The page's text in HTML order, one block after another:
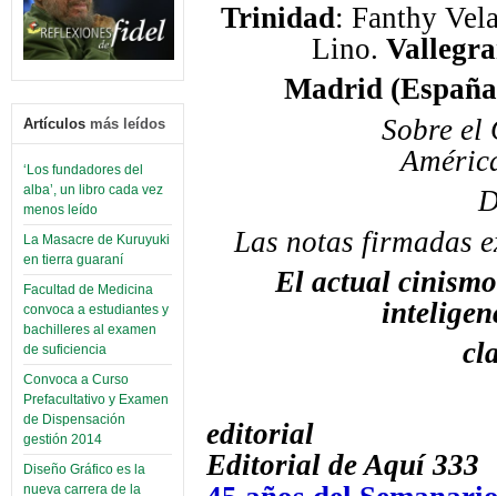
Artículos más leídos
‘Los fundadores del
alba’, un libro cada vez
menos leído
La Masacre de Kuruyuki
en tierra guaraní
Facultad de Medicina
convoca a estudiantes y
bachilleres al examen
de suficiencia
Convoca a Curso
Prefacultativo y Examen
de Dispensación
gestión 2014
Diseño Gráfico es la
nueva carrera de la
Trinidad: Fanthy
Lino.
Madrid
Sobre el
Las notas firmadas
El actual
editorial
Editorial de Aquí 333